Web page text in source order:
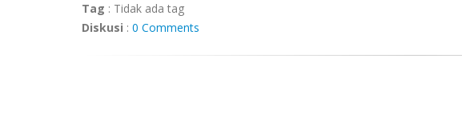
Tag : Tidak ada tag
Diskusi : 0 Comments